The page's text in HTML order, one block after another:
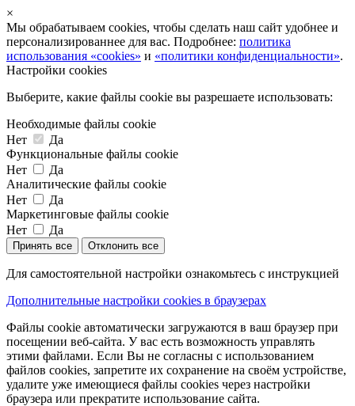
×
Мы обрабатываем cookies, чтобы сделать наш сайт удобнее и
персонализированнее для вас. Подробнее: политика
использования «cookies» и «политики конфиденциальности».
Настройки cookies
Выберите, какие файлы cookie вы разрешаете использовать:
Необходимые файлы cookie
Нет
Да
Функциональные файлы cookie
Нет
Да
Аналитические файлы cookie
Нет
Да
Маркетинговые файлы cookie
Нет
Да
Принять все Отклонить все
Для самостоятельной настройки ознакомьтесь с инструкцией
Дополнительные настройки cookies в браузерах
Файлы cookie автоматически загружаются в ваш браузер при
посещении веб-сайта. У вас есть возможность управлять
этими файлами. Если Вы не согласны с использованием
файлов cookies, запретите их сохранение на своём устройстве,
удалите уже имеющиеся файлы cookies через настройки
браузера или прекратите использование сайта.